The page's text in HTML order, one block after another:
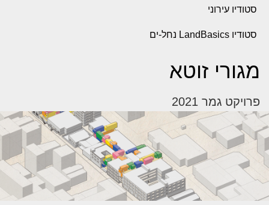
סטודיו עירוני
סטודיו LandBasics נחל-ים
מגורי זוטא
פרויקט גמר 2021